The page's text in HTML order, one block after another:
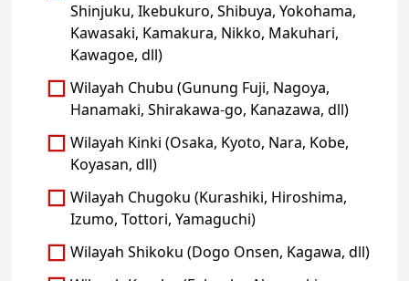
Shinjuku, Ikebukuro, Shibuya, Yokohama,
Kawasaki, Kamakura, Nikko, Makuhari,
Kawagoe, dll)
Wilayah Chubu (Gunung Fuji, Nagoya,
Hanamaki, Shirakawa-go, Kanazawa, dll)
Wilayah Kinki (Osaka, Kyoto, Nara, Kobe,
Koyasan, dll)
Wilayah Chugoku (Kurashiki, Hiroshima,
Izumo, Tottori, Yamaguchi)
Wilayah Shikoku (Dogo Onsen, Kagawa, dll)